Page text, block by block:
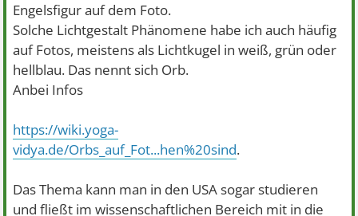
Engelsfigur auf dem Foto.
Solche Lichtgestalt Phänomene habe ich auch häufig
auf Fotos, meistens als Lichtkugel in weiß, grün oder
hellblau. Das nennt sich Orb.
Anbei Infos
https://wiki.yoga-
vidya.de/Orbs_auf_Fot...hen%20sind.
Das Thema kann man in den USA sogar studieren
und fließt im wissenschaftlichen Bereich mit in die